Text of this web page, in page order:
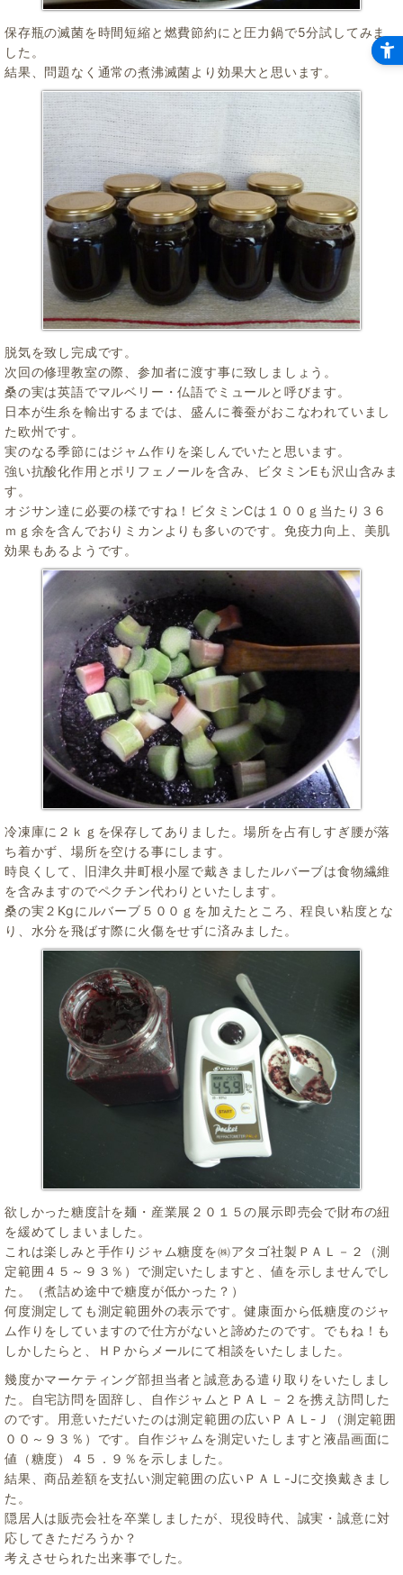
保存瓶の滅菌を時間短縮と燃費節約にと圧力鍋で5分試してみま
した。
結果、問題なく通常の煮沸滅菌より効果大と思います。
脱気を致し完成です。
次回の修理教室の際、参加者に渡す事に致しましょう。
桑の実は英語でマルベリー・仏語でミュールと呼びます。
日本が生糸を輸出するまでは、盛んに養蚕がおこなわれていまし
た欧州です。
実のなる季節にはジャム作りを楽しんでいたと思います。
強い抗酸化作用とポリフェノールを含み、ビタミンEも沢山含みま
す。
オジサン達に必要の様ですね！ビタミンCは１００ｇ当たり３６
ｍｇ余を含んでおりミカンよりも多いのです。免疫力向上、美肌
効果もあるようです。
冷凍庫に２ｋｇを保存してありました。場所を占有しすぎ腰が落
ち着かず、場所を空ける事にします。
時良くして、旧津久井町根小屋で戴きましたルバーブは食物繊維
を含みますのでペクチン代わりといたします。
桑の実２Kgにルバーブ５００ｇを加えたところ、程良い粘度とな
り、水分を飛ばす際に火傷をせずに済みました。
欲しかった糖度計を麺・産業展２０１５の展示即売会で財布の紐
を緩めてしまいました。
これは楽しみと手作りジャム糖度を㈱アタゴ社製ＰＡＬ－２（測
定範囲４５～９３％）で測定いたしますと、値を示しませんでし
た。（煮詰め途中で糖度が低かった？）
何度測定しても測定範囲外の表示です。健康面から低糖度のジャ
ム作りをしていますので仕方がないと諦めたのです。でもね！も
しかしたらと、ＨＰからメールにて相談をいたしました。
幾度かマーケティング部担当者と誠意ある遣り取りをいたしまし
た。自宅訪問を固辞し、自作ジャムとＰＡＬ－２を携え訪問した
のです。用意いただいたのは測定範囲の広いＰＡＬ-Ｊ（測定範囲
００～９３％）です。自作ジャムを測定いたしますと液晶画面に
値（糖度）４５．９％を示しました。
結果、商品差額を支払い測定範囲の広いＰＡＬ-Jに交換戴きまし
た。
隠居人は販売会社を卒業しましたが、現役時代、誠実・誠意に対
応してきただろうか？
考えさせられた出来事でした。